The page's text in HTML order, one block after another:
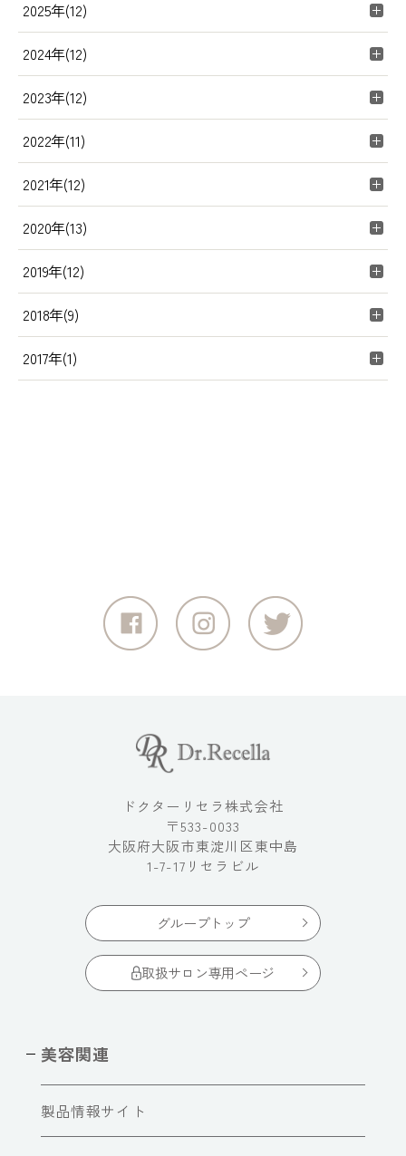
2025年(12)
2024年(12)
2023年(12)
2022年(11)
2021年(12)
2020年(13)
2019年(12)
2018年(9)
2017年(1)
ドクターリセラ株式会社
〒533-0033
大阪府大阪市東淀川区東中島
1-7-17リセラビル
グループトップ
取扱サロン専用ページ
美容関連
製品情報サイト